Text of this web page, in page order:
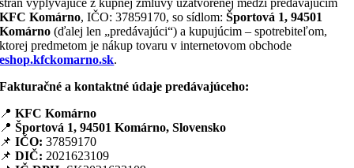
KFC Komárno, IČO: 37859170, so sídlom:Športová 1, 94501
Komárno (ďalej len „predávajúci“) a kupujúcim – spotrebiteľom,
ktorej predmetom je nákup tovaru v internetovom obchode
eshop.kfckomarno.sk.
Fakturačné a kontaktné údaje predávajúceho:
📍KFC Komárno
📍Športová 1, 94501 Komárno, Slovensko
📌IČO: 37859170
📌DIČ: 2021623109